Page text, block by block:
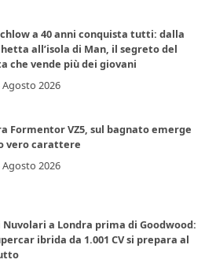
a 40 anni conquista tutti: dalla
all’isola di Man, il segreto del
che vende più dei giovani
Agosto 2026
Formentor VZ5, sul bagnato emerge
vero carattere
Agosto 2026
Nuvolari a Londra prima di Goodwood:
ibrida da 1.001 CV si prepara al